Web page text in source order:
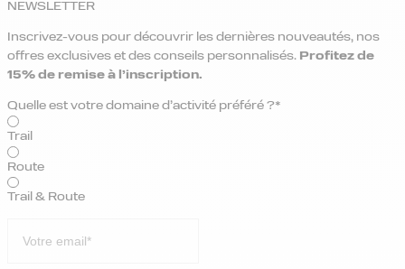
NEWSLETTER
Inscrivez-vous pour découvrir les dernières nouveautés, nos
offres exclusives et des conseils personnalisés. Profitez de
15% de remise à l’inscription.
Quelle est votre domaine d’activité préféré ?*
Trail
Route
Trail & Route